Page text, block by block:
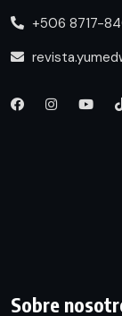
+506 8717-
Sobre